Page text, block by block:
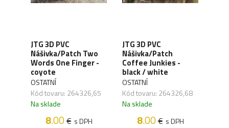
JTG 3D PVC
Nášivka/Patch Two
Words One Finger -
coyote
OSTATNÍ
Kód tovaru: 264326,65
Na sklade
8.00€ s DPH
JTG 3D PVC
Nášivka/Patch
Coffee Junkies -
black / white
OSTATNÍ
Kód tovaru: 264326,68
Na sklade
8.00€ s DPH